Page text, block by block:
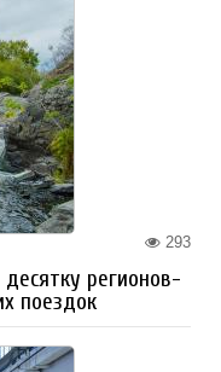
293
регионов-
поездок